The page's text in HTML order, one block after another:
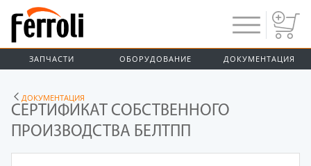
ЗАПЧАСТИ ОБОРУДОВАНИЕ ДОКУМЕНТАЦИЯ
ДОКУМЕНТАЦИЯ
СЕРТИФИКАТ СОБСТВЕННОГО
ПРОИЗВОДСТВА БЕЛТПП